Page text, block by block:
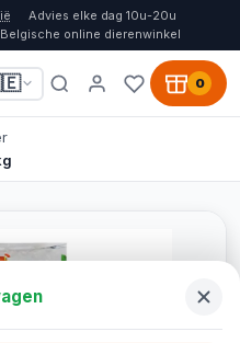
Advies elke dag 10u-20u
Belgische online dierenwinkel
0